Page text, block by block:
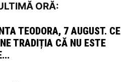
ORĂ:
TEODORA, 7 AUGUST. CE
TRADIȚIA CĂ NU ESTE